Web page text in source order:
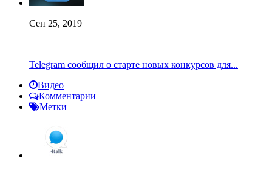
Сен 25, 2019
Telegram сообщил о старте новых конкурсов для...
Видео
Комментарии
Метки